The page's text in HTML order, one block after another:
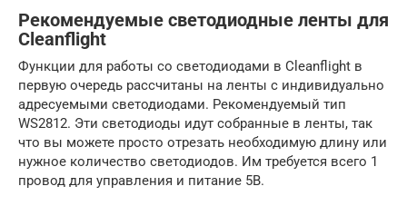
Рекомендуемые светодиодные ленты для
Cleanflight
Функции для работы со светодиодами в Cleanflight в
первую очередь рассчитаны на ленты с индивидуально
адресуемыми светодиодами. Рекомендуемый тип
WS2812. Эти светодиоды идут собранные в ленты, так
что вы можете просто отрезать необходимую длину или
нужное количество светодиодов. Им требуется всего 1
провод для управления и питание 5В.